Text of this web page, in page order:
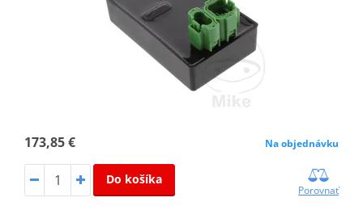
173,85 € Na objednávku
Do košíka
Porovnať